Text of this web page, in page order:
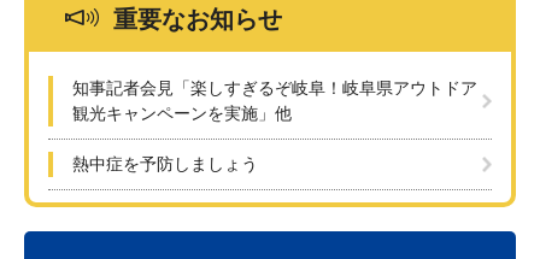
重要なお知らせ
知事記者会見「楽しすぎるぞ岐阜！岐阜県アウトドア
観光キャンペーンを実施」他
熱中症を予防しましょう